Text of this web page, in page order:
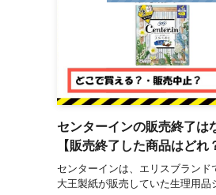
センターインの販売終了は
【販売終了した商品はどれ
センターインは、エリスブランド
大王製紙が販売していた生理用品